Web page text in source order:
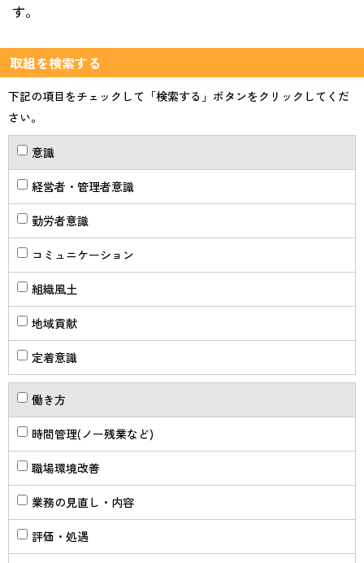
す。
取組を検索する
下記の項目をチェックして「検索する」ボタンをクリックしてくだ
さい。
意識
経営者・管理者意識
勤労者意識
コミュニケーション
組織風土
地域貢献
定着意識
働き方
時間管理(ノー残業など)
職場環境改善
業務の見直し・内容
評価・処遇